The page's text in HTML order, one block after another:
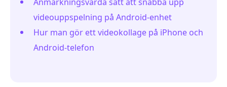
videouppspelning på Android-enhet
Hur man gör ett videokollage på iPhone och
Android-telefon